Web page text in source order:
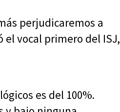
perjudicaremos a
vocal primero del ISJ,
es del 100%.